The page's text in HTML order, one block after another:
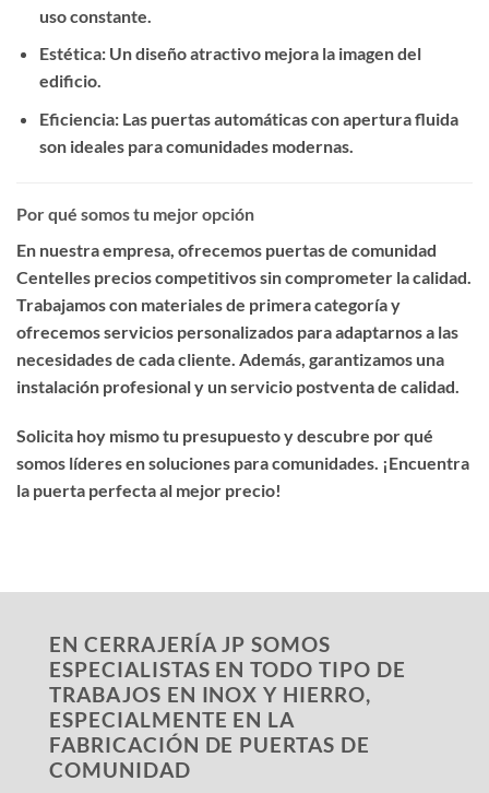
uso constante.
Estética: Un diseño atractivo mejora la imagen del
edificio.
Eficiencia: Las puertas automáticas con apertura fluida
son ideales para comunidades modernas.
Por qué somos tu mejor opción
En nuestra empresa, ofrecemos puertas de comunidad
Centelles precios competitivossin comprometer la calidad.
Trabajamos con materiales de primera categoría y
ofrecemos servicios personalizados para adaptarnos a las
necesidades de cada cliente. Además, garantizamos una
instalación profesional y un servicio postventa de calidad.
Solicita hoy mismo tu presupuesto y descubre por qué
somos líderes en soluciones para comunidades. ¡Encuentra
la puerta perfecta al mejor precio!
EN CERRAJERÍA JP SOMOS
ESPECIALISTAS EN TODO TIPO DE
TRABAJOS EN INOX Y HIERRO,
ESPECIALMENTE EN LA
FABRICACIÓN DE PUERTAS DE
COMUNIDAD